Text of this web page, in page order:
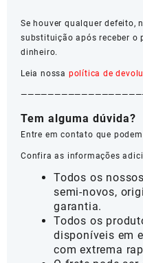
Se houver qualquer defeito,
substituição após receber o
dinheiro.
Leia nossa política de
Tem alguma dúvida?
Entre em contato que
Confira as informações
Todos os
semi-novos,
garantia.
Todos os
disponíveis em
com extrema